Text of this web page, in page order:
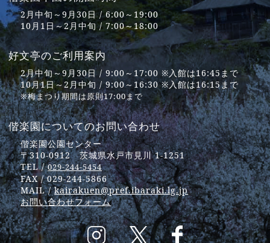
2月中旬～9月30日 / 6:00～19:00
10月1日～2月中旬 / 7:00～18:00
好文亭のご利用案内
2月中旬～9月30日 / 9:00～17:00 ※入館は16:45まで
10月1日～2月中旬 / 9:00～16:30 ※入館は16:15まで
※梅まつり期間は原則17:00まで
偕楽園についてのお問い合わせ
偕楽園公園センター
〒310-0912 茨城県水戸市見川 1-1251
TEL /029-244-5454
FAX / 029-244-5866
MAIL /kairakuen@pref.ibaraki.lg.jp
お問い合わせフォーム